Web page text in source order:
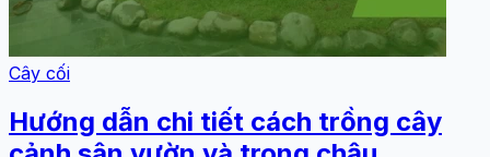
Cây cối
Hướng dẫn chi tiết cách trồng cây